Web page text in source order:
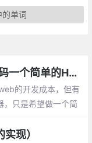
单词
采用Java的ServerSocket进行编码一个简单的HTTP服务器
的开发成本，但有
，只是希望做一个简
现）